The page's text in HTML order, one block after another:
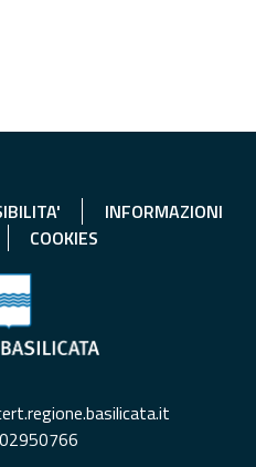
INFORMAZIONI
COOKIES